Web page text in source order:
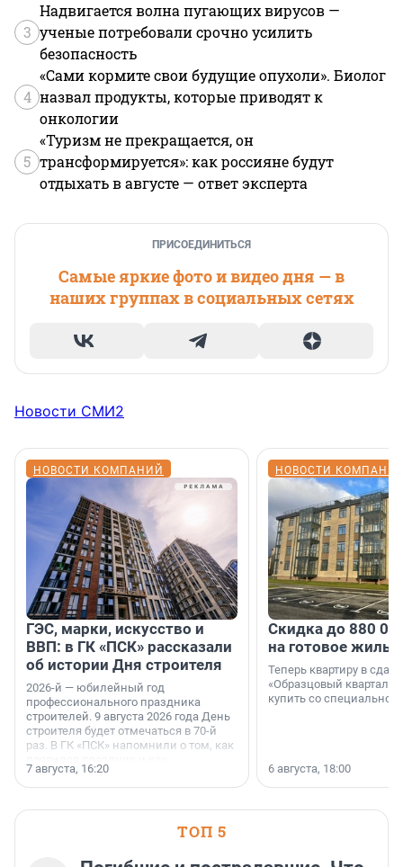
3
Надвигается волна пугающих вирусов —
ученые потребовали срочно усилить
безопасность
4
«Сами кормите свои будущие опухоли». Биолог
назвал продукты, которые приводят к
онкологии
5
«Туризм не прекращается, он
трансформируется»: как россияне будут
отдыхать в августе — ответ эксперта
ПРИСОЕДИНИТЬСЯ
Самые яркие фото и видео дня — в
наших группах в социальных сетях
Новости СМИ2
НОВОСТИ КОМПАНИЙ
ГЭС, марки, искусство и
ВВП: в ГК «ПСК» рассказали
об истории Дня строителя
2026-й — юбилейный год
профессионального праздника
строителей. 9 августа 2026 года День
строителя будет отмечаться в 70-й
раз. В ГК «ПСК» напомнили о том, как
поменялась роль строительства.
7 августа, 16:20
НОВОСТИ
Скидка до 880
на готовое
Теперь квартиру в
«Образцовый квартал
купить со специальной
6 августа, 18:00
ТОП 5